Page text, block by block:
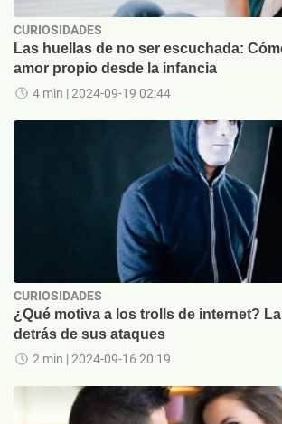
CURIOSIDADES
Las huellas de no ser escuchada:
amor propio desde la infancia
4 min | 2024-09-19 02:44
CURIOSIDADES
¿Qué motiva a los trolls de internet?
detrás de sus ataques
2 min | 2024-09-16 20:19